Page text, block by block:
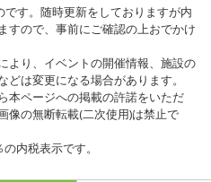
す。随時更新をしておりますが内
すので、事前にご確認の上おでかけ
より、イベントの開催情報、施設の
は変更になる場合があります。
本ページへの掲載の許諾をいただ
像の無断転載(二次使用)は禁止で
内税表示です。